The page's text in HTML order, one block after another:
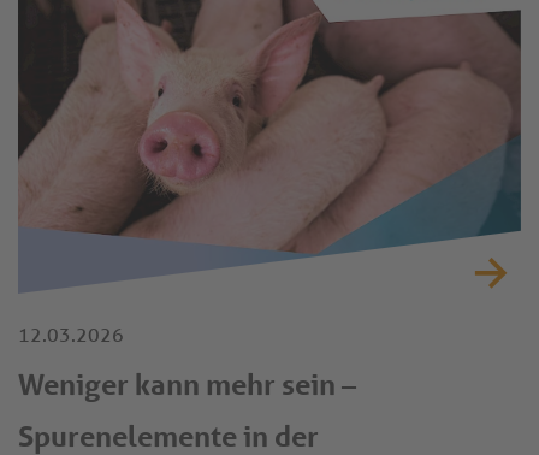
12.03.2026
Weniger kann mehr sein –
Spurenelemente in der